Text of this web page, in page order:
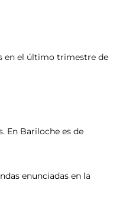
en el último trimestre de
En Bariloche es de
enunciadas en la